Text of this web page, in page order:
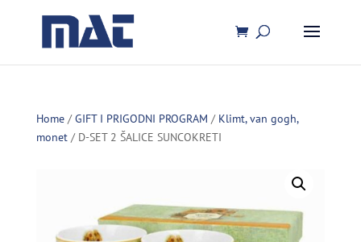
Home/GIFT I PRIGODNI PROGRAM / Klimt, van gogh,
monet/ D-SET 2 ŠALICE SUNCOKRETI